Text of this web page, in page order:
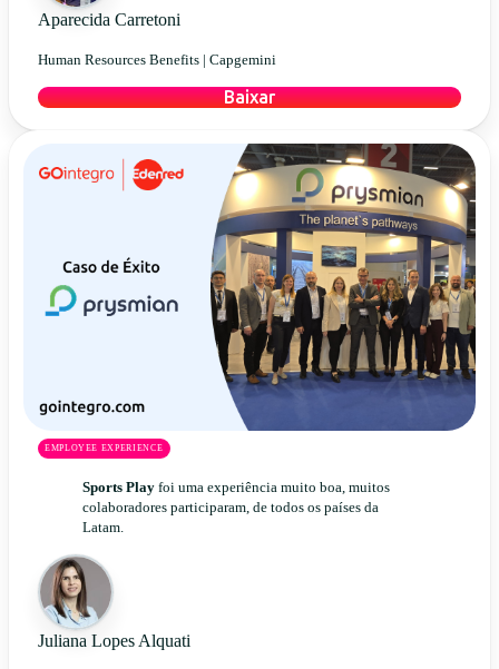
Aparecida Carretoni
Human Resources Benefits | Capgemini
Baixar
EMPLOYEE EXPERIENCE
Sports Playfoi uma experiência muito boa, muitos
colaboradores participaram, de todos os países da
Latam.
Juliana Lopes Alquati